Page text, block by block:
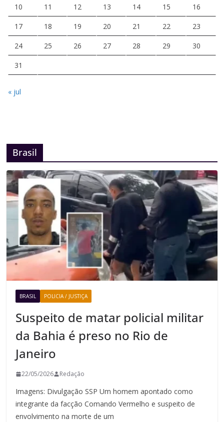
10 11 12 13 14 15 16
17 18 19 20 21 22 23
24 25 26 27 28 29 30
31
« jul
Brasil
BRASIL POLICIA / JUSTIÇA
Suspeito de matar policial militar
da Bahia é preso no Rio de
Janeiro
22/05/2026 Redação
Imagens: Divulgação SSP Um homem apontado como
integrante da facção Comando Vermelho e suspeito de
envolvimento na morte de um